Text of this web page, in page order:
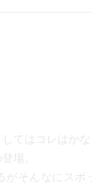
てはコレはかな
場。
がそんなにスポ